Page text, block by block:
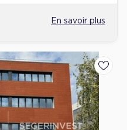
En savoir plus